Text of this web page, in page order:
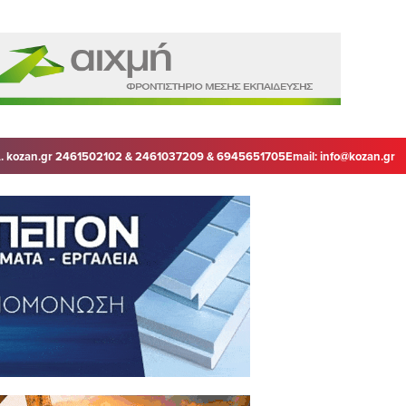
kozan.gr 2461502102 & 2461037209 & 6945651705Email:info@kozan.gr